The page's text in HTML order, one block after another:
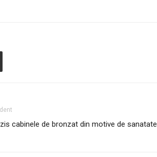
cabinele de bronzat din motive de sanatate